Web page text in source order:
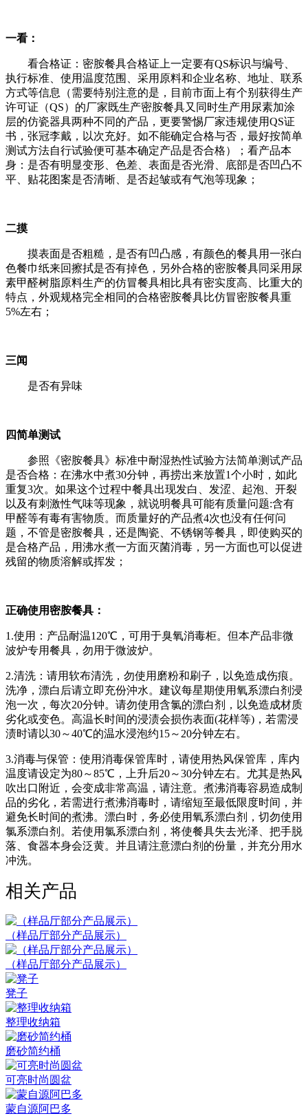
一看：
看合格证：密胺餐具合格证上一定要有QS标识与编号、
执行标准、使用温度范围、采用原料和企业名称、地址、联系
方式等信息（需要特别注意的是，目前市面上有个别获得生产
许可证（QS）的厂家既生产密胺餐具又同时生产用尿素加涂
层的仿瓷器具两种不同的产品，更要警惕厂家违规使用QS证
书，张冠李戴，以次充好。如不能确定合格与否，最好按简单
测试方法自行试验便可基本确定产品是否合格）；看产品本
身：是否有明显变形、色差、表面是否光滑、底部是否凹凸不
平、贴花图案是否清晰、是否起皱或有气泡等现象；
二摸
摸表面是否粗糙，是否有凹凸感，有颜色的餐具用一张白
色餐巾纸来回擦拭是否有掉色，另外合格的密胺餐具同采用尿
素甲醛树脂原料生产的仿冒餐具相比具有密实度高、比重大的
特点，外观规格完全相同的合格密胺餐具比仿冒密胺餐具重
5%左右；
三闻
是否有异味
四简单测试
参照《密胺餐具》标准中耐湿热性试验方法简单测试产品
是否合格：在沸水中煮30分钟，再捞出来放置1个小时，如此
重复3次。如果这个过程中餐具出现发白、发涩、起泡、开裂
以及有刺激性气味等现象，就说明餐具可能有质量问题:含有
甲醛等有毒有害物质。而质量好的产品煮4次也没有任何问
题，不管是密胺餐具，还是陶瓷、不锈钢等餐具，即使购买的
是合格产品，用沸水煮一方面灭菌消毒，另一方面也可以促进
残留的物质溶解或挥发；
正确使用密胺餐具：
1.使用：产品耐温120℃，可用于臭氧消毒柜。但本产品非微
波炉专用餐具，勿用于微波炉。
2.清洗：请用软布清洗，勿使用磨粉和刷子，以免造成伤痕。
洗净，漂白后请立即充份沖水。建议每星期使用氧系漂白剂浸
泡一次，每次20分钟。请勿使用含氯的漂白剂，以免造成材质
劣化或变色。高温长时间的浸渍会损伤表面(花样等)，若需浸
渍时请以30～40℃的温水浸泡约15～20分钟左右。
3.消毒与保管：使用消毒保管库时，请使用热风保管库，库内
温度请设定为80～85℃，上升后20～30分钟左右。尤其是热风
吹出口附近，会变成非常高温，请注意。煮沸消毒容易造成制
品的劣化，若需进行煮沸消毒时，请缩短至最低限度时间，并
避免长时间的煮沸。漂白时，务必使用氧系漂白剂，切勿使用
氯系漂白剂。若使用氯系漂白剂，将使餐具失去光泽、把手脱
落、食器本身会泛黄。并且请注意漂白剂的份量，并充分用水
冲洗。
相关产品
（样品厅部分产品展示）
（样品厅部分产品展示）
凳子
整理收纳箱
磨砂简约桶
可亮时尚圆盆
蒙自源阿巴多